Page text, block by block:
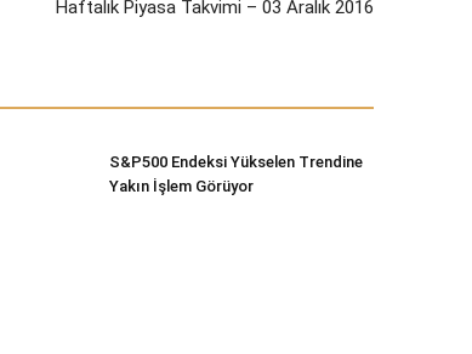
Haftalık Piyasa Takvimi – 03 Aralık 2016
S&P500 Endeksi Yükselen Trendine
Yakın İşlem Görüyor